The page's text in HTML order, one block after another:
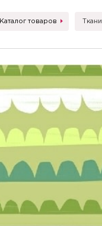
Каталог товаров Ткани